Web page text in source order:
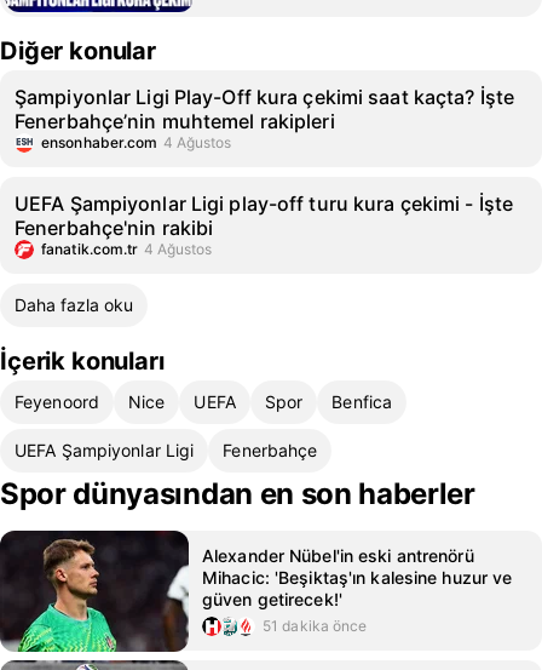
Diğer konular
Şampiyonlar Ligi Play-Off kura çekimi saat kaçta? İşte
Fenerbahçe’nin muhtemel rakipleri
ensonhaber.com 4 Ağustos
UEFA Şampiyonlar Ligi play-off turu kura çekimi - İşte
Fenerbahçe'nin rakibi
fanatik.com.tr 4 Ağustos
Daha fazla oku
İçerik konuları
Feyenoord Nice UEFA Spor Benfica
UEFA Şampiyonlar Ligi Fenerbahçe
Spor dünyasından en son haberler
Alexander Nübel'in eski antrenörü
Mihacic: 'Beşiktaş'ın kalesine huzur ve
güven getirecek!'
51 dakika önce